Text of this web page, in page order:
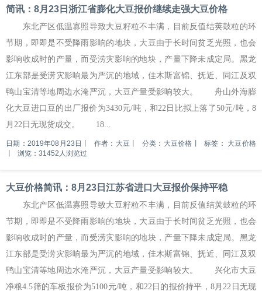
简讯：8月23日浙江省膨化大豆报价继续走强大豆价格
东北产区低温寡照导致大豆籽粒不丰满，目前反值结荚鼓粒的环
节期，即即是不受降雨影响的地块，大豆由于长时间贫乏光照，也会
影响收成时的产量，而受涝灾影响的地块，产量下降未成定局。黑龙
江东部是受涝灾影响最为严沉的地域，佳木斯富锦、抚近、同江及双
鸭山宝清等地周边水淹严沉，大豆产量受影响较大。 舟山外海膨
化大豆进口豆的出厂报价为3430元/吨，和22日比拟上落了50元/吨，8
月22日无现货成交。 18...
日期：2019年08月23日 作者：大豆 分类：大豆价格 标签： 大豆价格
浏览：31452人浏览过
大豆价格简讯：8月23日江苏省进口大豆报价保持平稳
东北产区低温寡照导致大豆籽粒不丰满，目前反值结荚鼓粒的环
节期，即即是不受降雨影响的地块，大豆由于长时间贫乏光照，也会
影响收成时的产量，而受涝灾影响的地块，产量下降未成定局。黑龙
江东部是受涝灾影响最为严沉的地域，佳木斯富锦、抚近、同江及双
鸭山宝清等地周边水淹严沉，大豆产量受影响较大。 兴化市大豆
净粮4.5筛的车板报价为5100元/吨，和22日的报价持平，8月22日无现